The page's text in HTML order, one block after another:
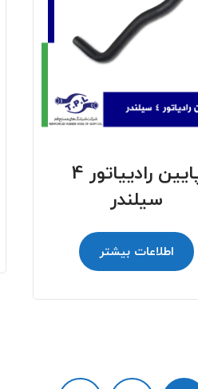
پایین رادییاتور 4
سیلندر
اطلاعات بیشتر